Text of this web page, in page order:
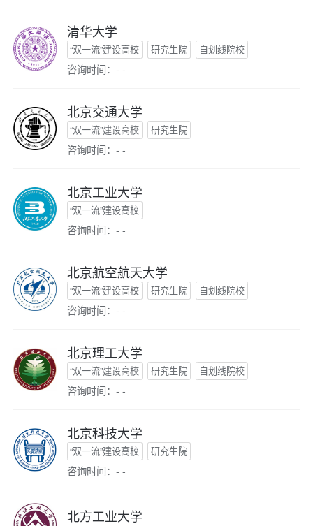
清华大学
“双一流”建设高校 研究生院 自划线院校
咨询时间：- -
北京交通大学
“双一流”建设高校 研究生院
咨询时间：- -
北京工业大学
“双一流”建设高校
咨询时间：- -
北京航空航天大学
“双一流”建设高校 研究生院 自划线院校
咨询时间：- -
北京理工大学
“双一流”建设高校 研究生院 自划线院校
咨询时间：- -
北京科技大学
“双一流”建设高校 研究生院
咨询时间：- -
北方工业大学